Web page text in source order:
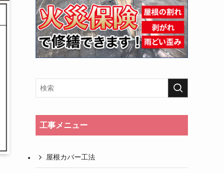
工事メニュー
屋根カバー工法